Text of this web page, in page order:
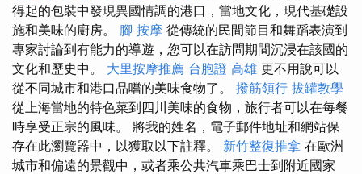
得起的包裝中發現異國情調的港口，當地文化，現代基礎設
施和美味的廚房。 腳 按摩 從傳統的民間節目和舞蹈表演到
專家討論到有能力的導遊，您可以在訪問期間沉浸在該國的
文化和歷史中。 大里按摩推薦 台胞證 高雄 更不用說可以
從不同城市和港口品嚐的美味食物了。 撥筋領行 拔罐教學
從上海當地的特色菜到四川美味的食物，旅行者可以在每餐
時享受正宗的風味。 將我的姓名，電子郵件地址和網站保
存在此瀏覽器中，以獲取以下註釋。 新竹整復推拿 在歐洲
城市和偏遠的景觀中，或者乘公共汽車乘巴士到附近國家